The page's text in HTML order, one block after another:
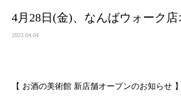
4月28日(金)、なんばウォーク店
2023.04.04
【 お酒の美術館 新店舗オープンのお知らせ 】